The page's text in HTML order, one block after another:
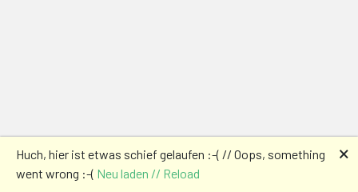
Huch, hier ist etwas schief gelaufen :-( // Oops, something
went wrong :-( Neu laden // Reload
🗙